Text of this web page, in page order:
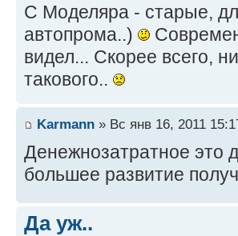
С Моделяра - старые,
автопрома..)
видел... Скорее всего,
такового..
Karmann » Вс янв 16, 2011
Денежнозатратное это
большее развитие
Да уж..